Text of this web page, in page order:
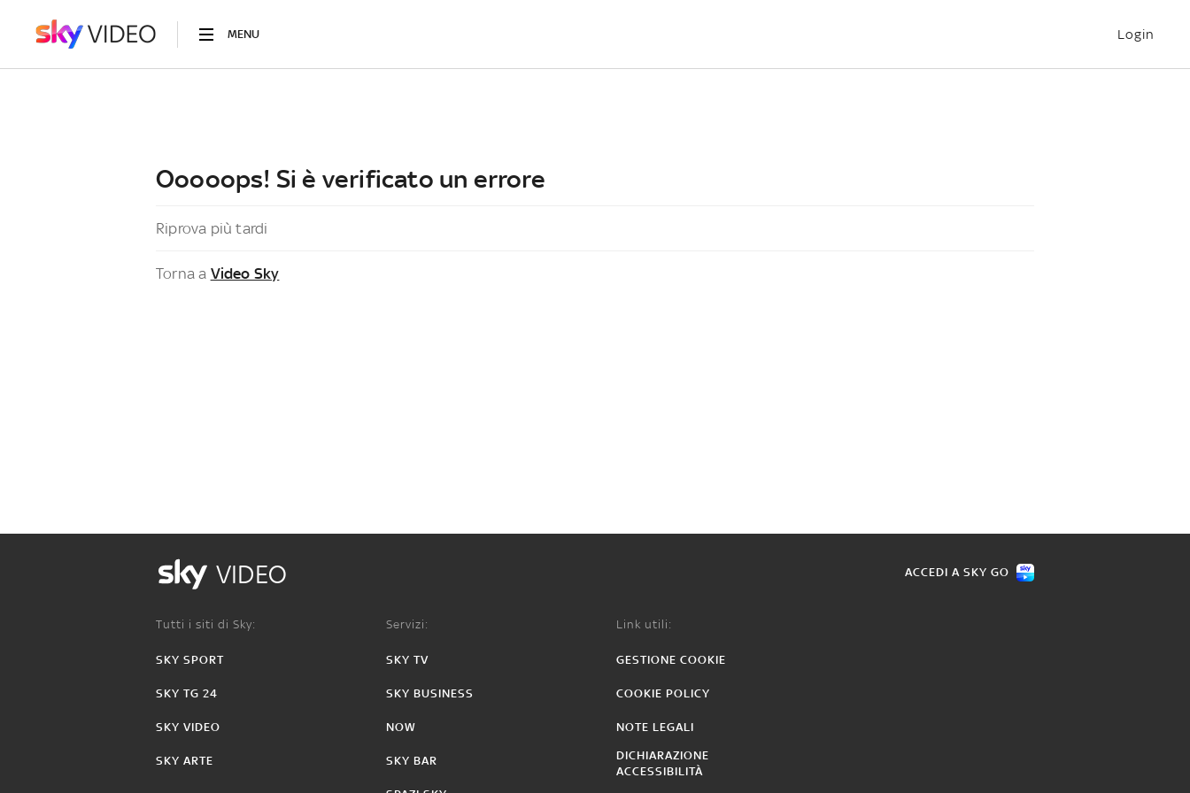
MENU Login
Ooooops! Si è verificato un errore
Riprova più tardi
Torna a Video Sky
VIDEO ACCEDI A SKY GO
Tutti i siti di Sky:
SKY SPORT
SKY TG 24
SKY VIDEO
SKY ARTE
Servizi:
SKY TV
SKY BUSINESS
NOW
SKY BAR
Link utili:
GESTIONE COOKIE
COOKIE POLICY
NOTE LEGALI
DICHIARAZIONE
ACCESSIBILITÀ